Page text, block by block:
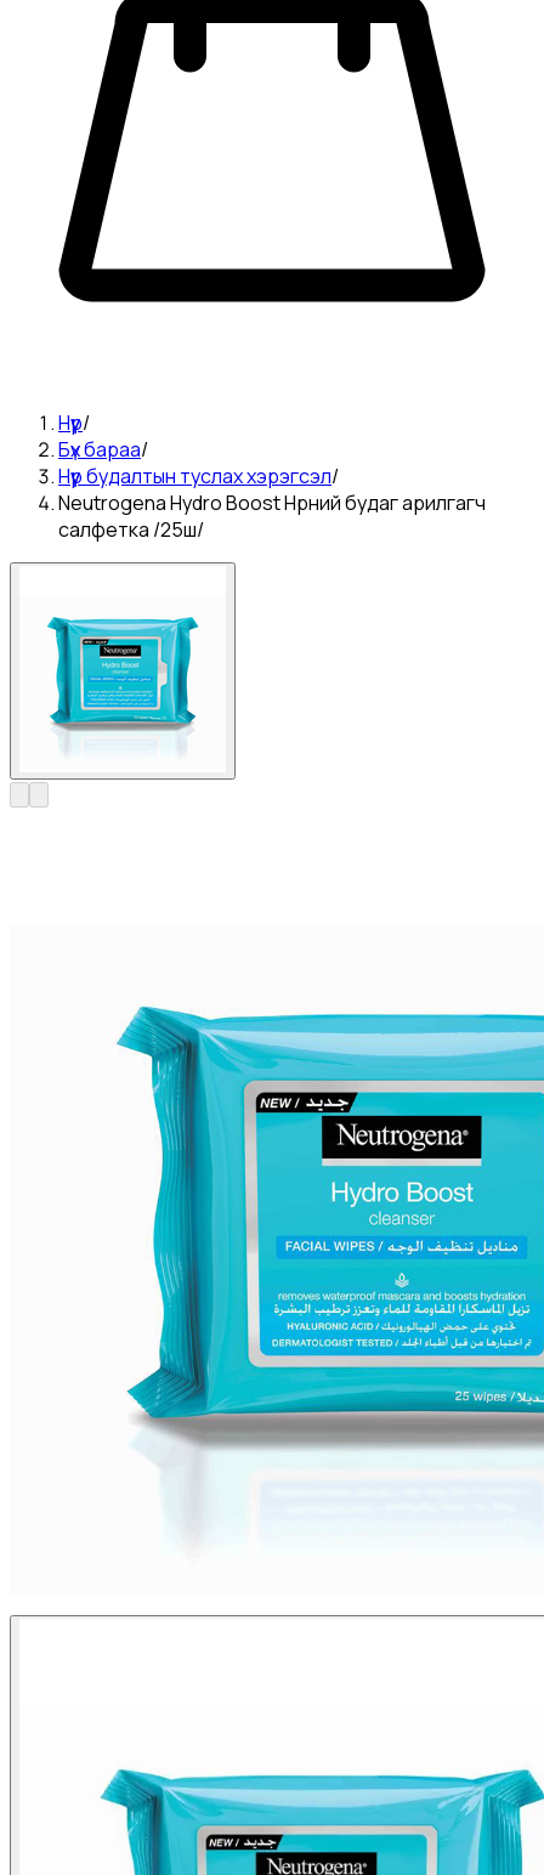
Нүүр/
Бүх бараа/
Нүүр будалтын туслах хэрэгсэл/
Neutrogena Hydro Boost Нүүрний будаг арилгагч
салфетка /25ш/